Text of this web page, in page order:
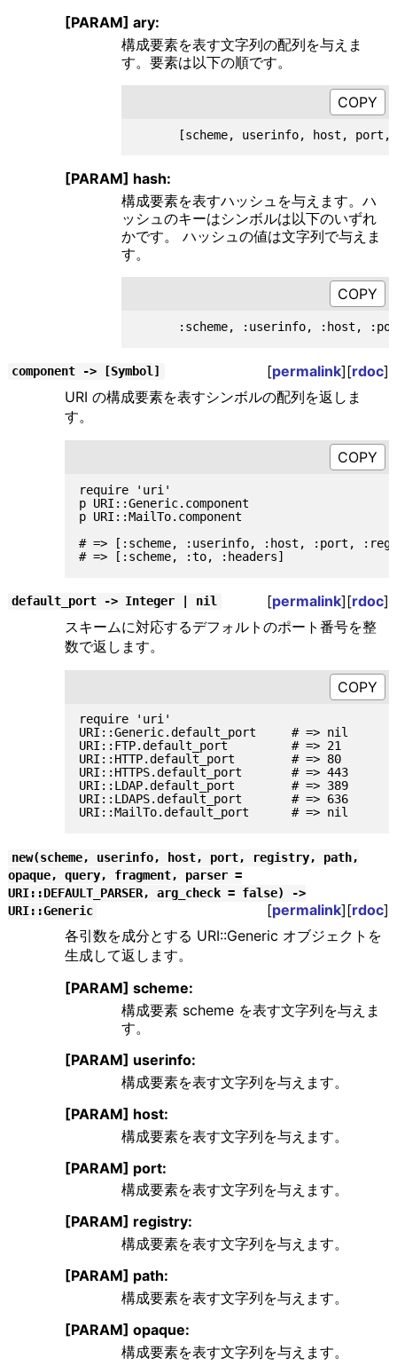
[PARAM] ary:
構成要素を表す文字列の配列を与えま
す。要素は以下の順です。
[PARAM] hash:
構成要素を表すハッシュを与えます。ハ
ッシュのキーはシンボルは以下のいずれ
かです。 ハッシュの値は文字列で与えま
す。
component -> [Symbol] [permalink][rdoc]
URI の構成要素を表すシンボルの配列を返しま
す。
require 'uri'
p URI::Generic.component
p URI::MailTo.component
# => [:scheme, :userinfo, :host, :port,
default_port -> Integer | nil [permalink][rdoc]
スキームに対応するデフォルトのポート番号を整
数で返します。
require 'uri'
URI::Generic.default_port     # => nil
URI::FTP.default_port         # => 21
URI::HTTP.default_port        # => 80
URI::HTTPS.default_port       # => 443
URI::LDAP.default_port        # => 389
URI::LDAPS.default_port       # => 636
new(scheme, userinfo, host, port, registry, path,
opaque, query, fragment, parser =
URI::DEFAULT_PARSER, arg_check = false) ->
URI::Generic
[permalink][rdoc]
各引数を成分とする URI::Generic オブジェクトを
生成して返します。
[PARAM] scheme:
構成要素 scheme を表す文字列を与えま
す。
[PARAM] userinfo:
構成要素を表す文字列を与えます。
[PARAM] host:
構成要素を表す文字列を与えます。
[PARAM] port:
構成要素を表す文字列を与えます。
[PARAM] registry:
構成要素を表す文字列を与えます。
[PARAM] path:
構成要素を表す文字列を与えます。
[PARAM] opaque:
構成要素を表す文字列を与えます。